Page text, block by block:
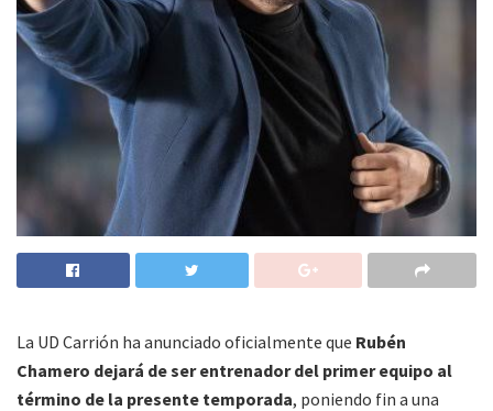
La UD Carrión ha anunciado oficialmente que Rubén
Chamero dejará de ser entrenador del primer equipo al
término de la presente temporada, poniendo fin a una